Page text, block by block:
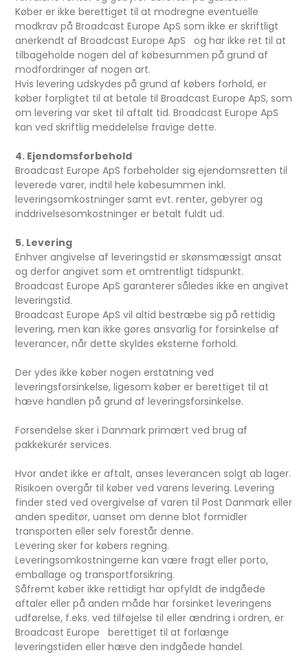
Køber er ikke berettiget til at modregne eventuelle
modkrav på Broadcast Europe ApS som ikke er skriftligt
anerkendt af Broadcast Europe ApS og har ikke ret til at
tilbageholde nogen del af købesummen på grund af
modfordringer af nogen art.
Hvis levering udskydes på grund af købers forhold, er
køber forpligtet til at betale til Broadcast Europe ApS, som
om levering var sket til aftalt tid. Broadcast Europe ApS
kan ved skriftlig meddelelse fravige dette.
4. Ejendomsforbehold
Broadcast Europe ApS forbeholder sig ejendomsretten til
leverede varer, indtil hele købesummen inkl.
leveringsomkostninger samt evt. renter, gebyrer og
inddrivelsesomkostninger er betalt fuldt ud.
5. Levering
Enhver angivelse af leveringstid er skønsmæssigt ansat
og derfor angivet som et omtrentligt tidspunkt.
Broadcast Europe ApS garanterer således ikke en angivet
leveringstid.
Broadcast Europe ApS vil altid bestræbe sig på rettidig
levering, men kan ikke gøres ansvarlig for forsinkelse af
leverancer, når dette skyldes eksterne forhold.
Der ydes ikke køber nogen erstatning ved
leveringsforsinkelse, ligesom køber er berettiget til at
hæve handlen på grund af leveringsforsinkelse.
Forsendelse sker i Danmark primært ved brug af
pakkekurér services.
Hvor andet ikke er aftalt, anses leverancen solgt ab lager.
Risikoen overgår til køber ved varens levering. Levering
finder sted ved overgivelse af varen til Post Danmark eller
anden speditør, uanset om denne blot formidler
transporten eller selv forestår denne.
Levering sker for købers regning.
Leveringsomkostningerne kan være fragt eller porto,
emballage og transportforsikring.
Såfremt køber ikke rettidigt har opfyldt de indgåede
aftaler eller på anden måde har forsinket leveringens
udførelse, f.eks. ved tilføjelse til eller ændring i ordren, er
Broadcast Europe berettiget til at forlænge
leveringstiden eller hæve den indgåede handel.